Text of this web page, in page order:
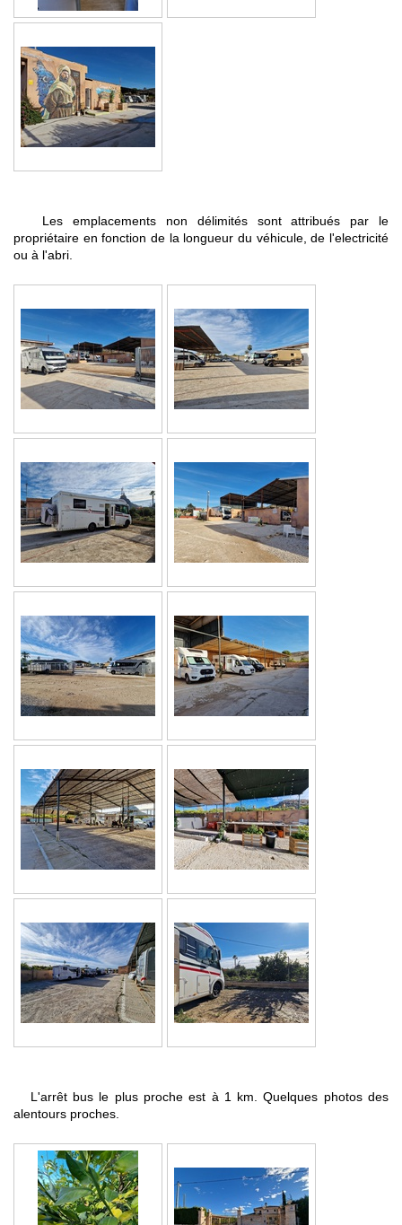
Les emplacements non délimités sont attribués par le
propriétaire en fonction de la longueur du véhicule, de l'electricité
ou à l'abri.
L'arrêt bus le plus proche est à 1 km. Quelques photos des
alentours proches.